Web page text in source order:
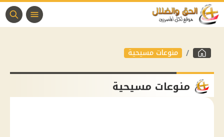
منوعات مسيحية
منوعات مسيحية